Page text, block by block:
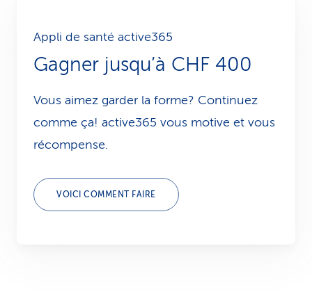
Appli de santé active365
Gagner jusqu’à CHF 400
Vous aimez garder la forme? Continuez
comme ça! active365 vous motive et vous
récompense.
VOICI COMMENT FAIRE